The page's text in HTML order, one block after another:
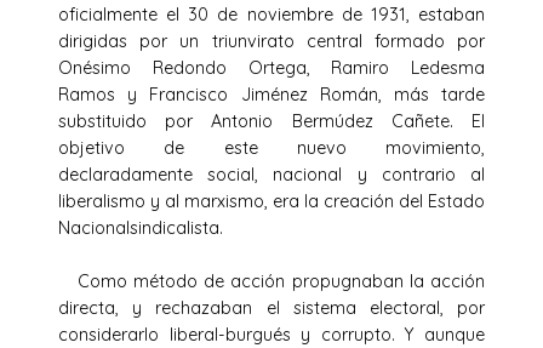
oficialmente el 30 de noviembre de 1931, estaban
dirigidas por un triunvirato central formado por
Onésimo Redondo Ortega, Ramiro Ledesma
Ramos y Francisco Jiménez Román, más tarde
substituido por Antonio Bermúdez Cañete. El
objetivo de este nuevo movimiento,
declaradamente social, nacional y contrario al
liberalismo y al marxismo, era la creación del Estado
Nacionalsindicalista.
Como método de acción propugnaban la acción
directa, y rechazaban el sistema electoral, por
considerarlo liberal-burgués y corrupto. Y aunque